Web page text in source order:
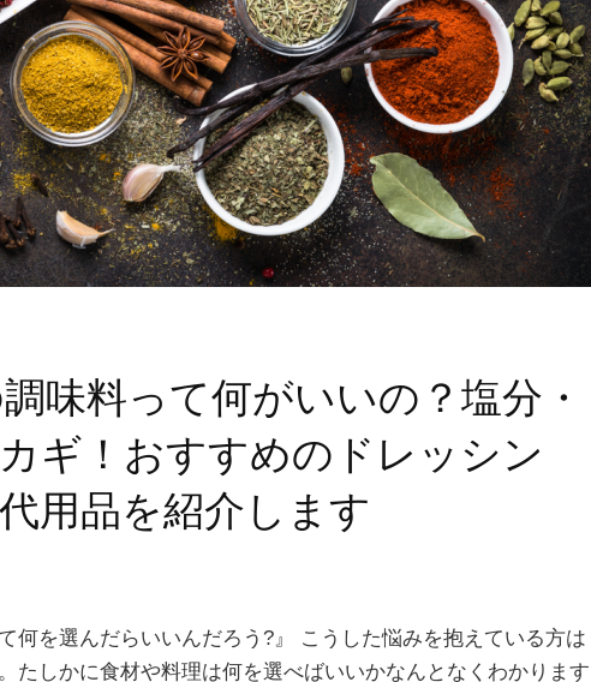
味料って何がいいの？塩分・
ギ！おすすめのドレッシン
用品を紹介します
何を選んだらいいんだろう?』 こうした悩みを抱えている方は
たしかに食材や料理は何を選べばいいかなんとなくわかります